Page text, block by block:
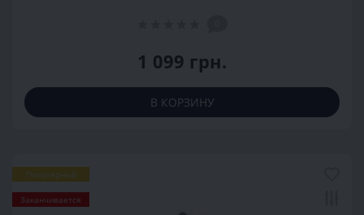
1 099 грн.
В КОРЗИНУ
Популярный
Заканчивается